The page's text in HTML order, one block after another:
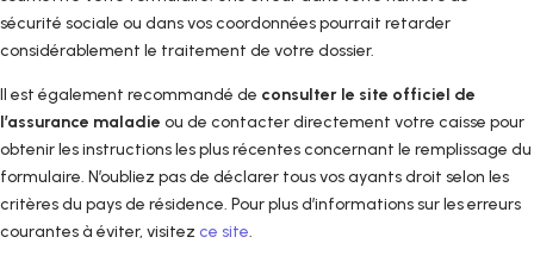
sécurité sociale ou dans vos coordonnées pourrait retarder
considérablement le traitement de votre dossier.
Il est également recommandé de consulter le site officiel de
l’assurance maladie ou de contacter directement votre caisse pour
obtenir les instructions les plus récentes concernant le remplissage du
formulaire. N’oubliez pas de déclarer tous vos ayants droit selon les
critères du pays de résidence. Pour plus d’informations sur les erreurs
courantes à éviter, visitez ce site.